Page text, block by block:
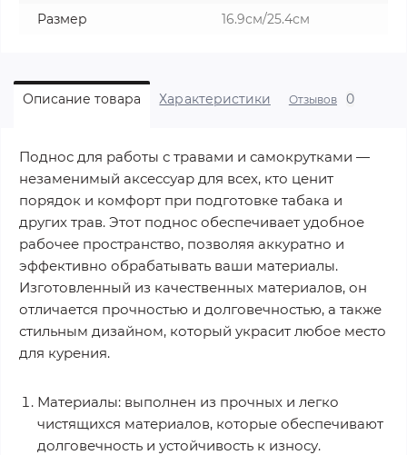
Размер
16.9см/25.4см
Описание товара Характеристики Отзывов 0
Поднос для работы с травами и самокрутками —
незаменимый аксессуар для всех, кто ценит
порядок и комфорт при подготовке табака и
других трав. Этот поднос обеспечивает удобное
рабочее пространство, позволяя аккуратно и
эффективно обрабатывать ваши материалы.
Изготовленный из качественных материалов, он
отличается прочностью и долговечностью, а также
стильным дизайном, который украсит любое место
для курения.
Материалы: выполнен из прочных и легко
чистящихся материалов, которые обеспечивают
долговечность и устойчивость к износу.